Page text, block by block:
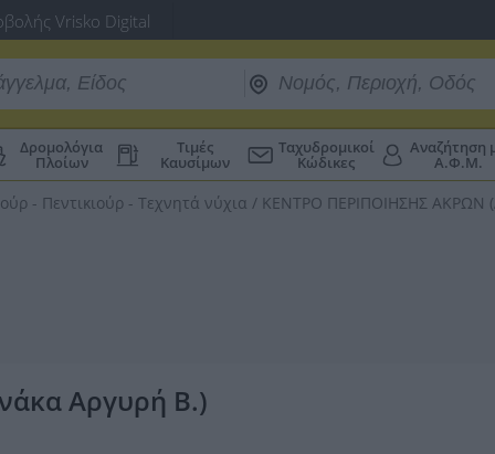
Vrisko Digital
Δρομολόγια
Πλοίων
Τιμές
Καυσίμων
Ταχυδρομικοί
Κώδικες
Αναζήτηση
Α.Φ.Μ.
- Πεντικιούρ - Τεχνητά νύχια / ΚΕΝΤΡΟ ΠΕΡΙΠΟΙΗΣΗΣ ΑΚΡΩΝ
Αργυρή Β.)